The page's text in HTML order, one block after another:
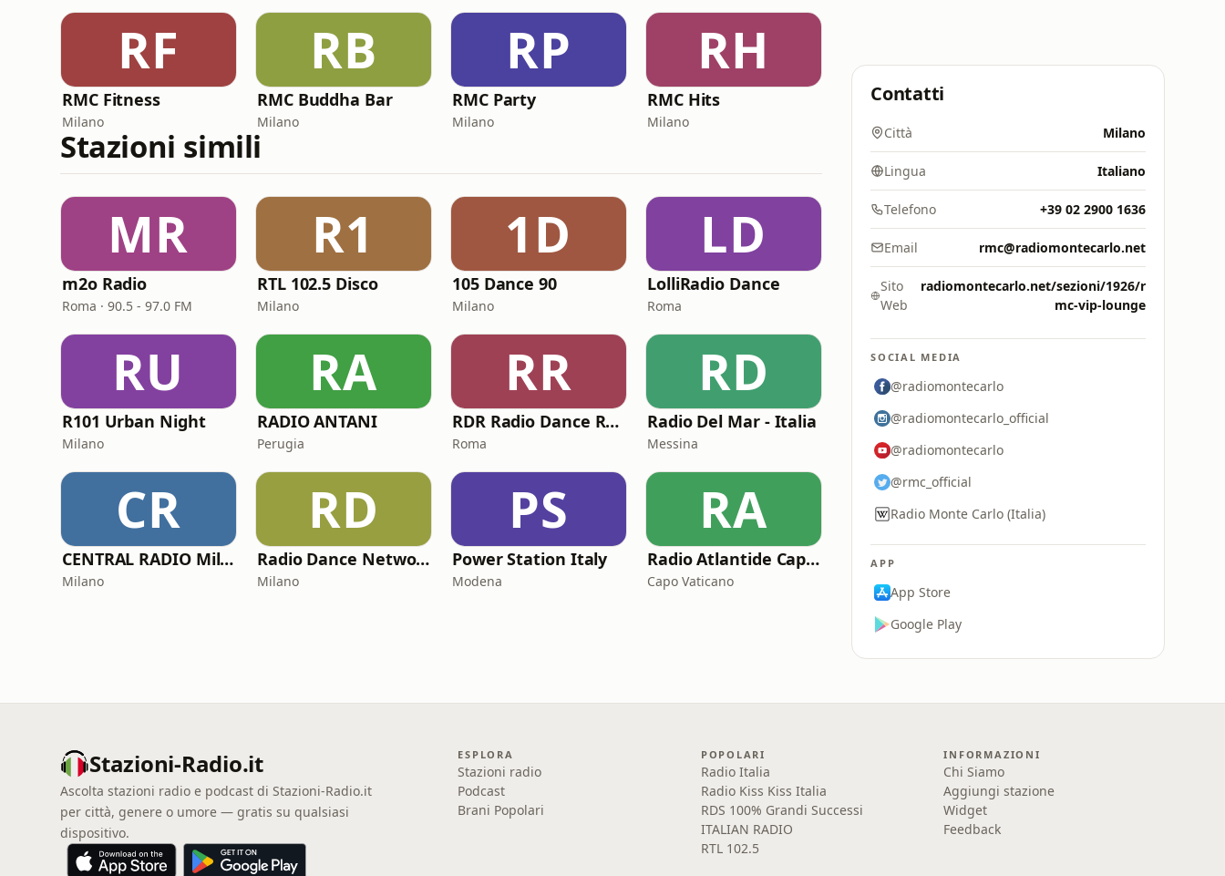
RF
RMC Fitness
Milano
RB
RMC Buddha Bar
Milano
RP
RMC Party
Milano
RH
RMC Hits
Milano
Stazioni simili
MR
m2o Radio
Roma · 90.5 - 97.0 FM
R1
RTL 102.5 Disco
Milano
1D
105 Dance 90
Milano
LD
LolliRadio Dance
Roma
RU
R101 Urban Night
Milano
RA
RADIO ANTANI
Perugia
RR
RDR Radio Dance Roma
Roma
RD
Radio Del Mar - Italia
Messina
CR
CENTRAL RADIO Milano
Milano
RD
Radio Dance Network - House
Milano
PS
Power Station Italy
Modena
RA
Radio Atlantide Capo Vaticano
Capo Vaticano
Contatti
Città Milano
Lingua Italiano
Telefono +39 02 2900 1636
Email rmc@radiomontecarlo.net
Sito
Web
radiomontecarlo.net/sezioni/1926/r
mc-vip-lounge
SOCIAL MEDIA
@radiomontecarlo
@radiomontecarlo_official
@radiomontecarlo
@rmc_official
Radio Monte Carlo (Italia)
APP
App Store
Google Play
Stazioni-Radio.it
Ascolta stazioni radio e podcast di Stazioni-Radio.it
per città, genere o umore — gratis su qualsiasi
dispositivo.
ESPLORA
Stazioni radio
Podcast
Brani Popolari
POPOLARI
Radio Italia
Radio Kiss Kiss Italia
RDS 100% Grandi Successi
ITALIAN RADIO
RTL 102.5
INFORMAZIONI
Chi Siamo
Aggiungi stazione
Widget
Feedback